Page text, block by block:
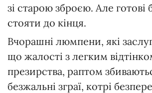
зі старою зброєю. Але готові
стояти до кінця.
Вчорашні люмпени, які
що жалості з легким
презирства, раптом
безжальні зграї, котрі